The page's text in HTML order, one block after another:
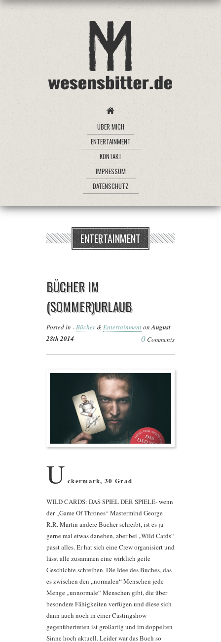
ÜBER MICH
ENTERTAINMENT
KONTAKT
IMPRESSUM
DATENSCHUTZ
ENTERTAINMENT
BÜCHER IM
(SOMMER)URLAUB
Posted in -Bücher& EntertainmentonAugust
28th 2014
0 Comments
U ckermark, 30 Grad
WILD CARDS: DAS SPIEL DER SPIELE- wenn
der „Game Of Thrones“ Mastermind George
R.R. Martin andere Bücher schreibt, ist es ja
gerne mal etwas daneben, aber bei „Wild Cards“
passt alles. Er hat sich eine Crew organisiert und
lässt alle zusammen eine wirklich geile
Geschichte schreiben. Die Idee des Buches, das
es zwischen den „normalen“ Menschen jede
Menge „unnormale“ Menschen gibt, die über
besondere Fähigkeiten verfügen und diese sich
dann auch noch in einer Castingshow
gegenübertreten ist großartig und im doppelten
Sinne hoch aktuell. Leider war das Buch so